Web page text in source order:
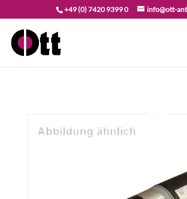
+49 (0) 7420 9399 0 info@ott-